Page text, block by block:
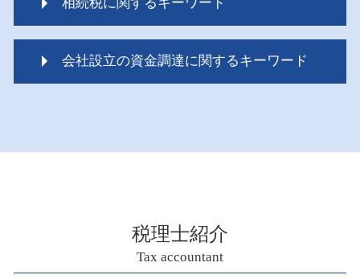
ペイペイ 相続税
相続税 いくらから 生前贈与
相続税 ポイント
相続税 配偶者控除 計算
相続税配偶者控除 申告
会社設立の資金調達に関するキーワード
スタートアップ 資金調達 方法
会社設立 税理士 メリット
税理士紹介
Tax accountant